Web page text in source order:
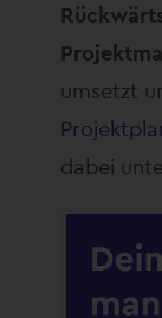
umsetzt
dabei